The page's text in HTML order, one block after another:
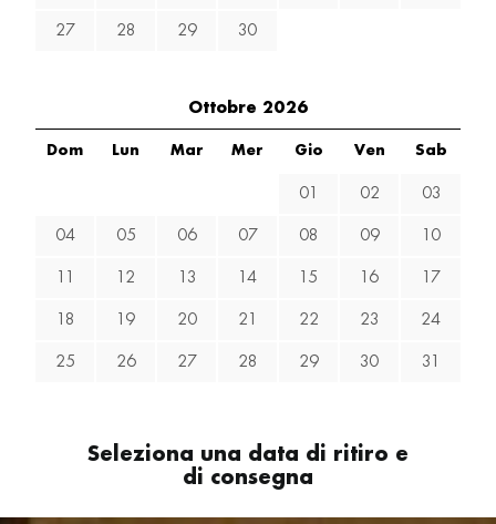
27 28 29 30
Ottobre 2026
Dom Lun Mar Mer Gio Ven Sab
01 02 03
04 05 06 07 08 09 10
12 13 14 15 16 17
18 19 20 21 22 23 24
25 26 27 28 29 30 31
Seleziona una data di ritiro e
di consegna